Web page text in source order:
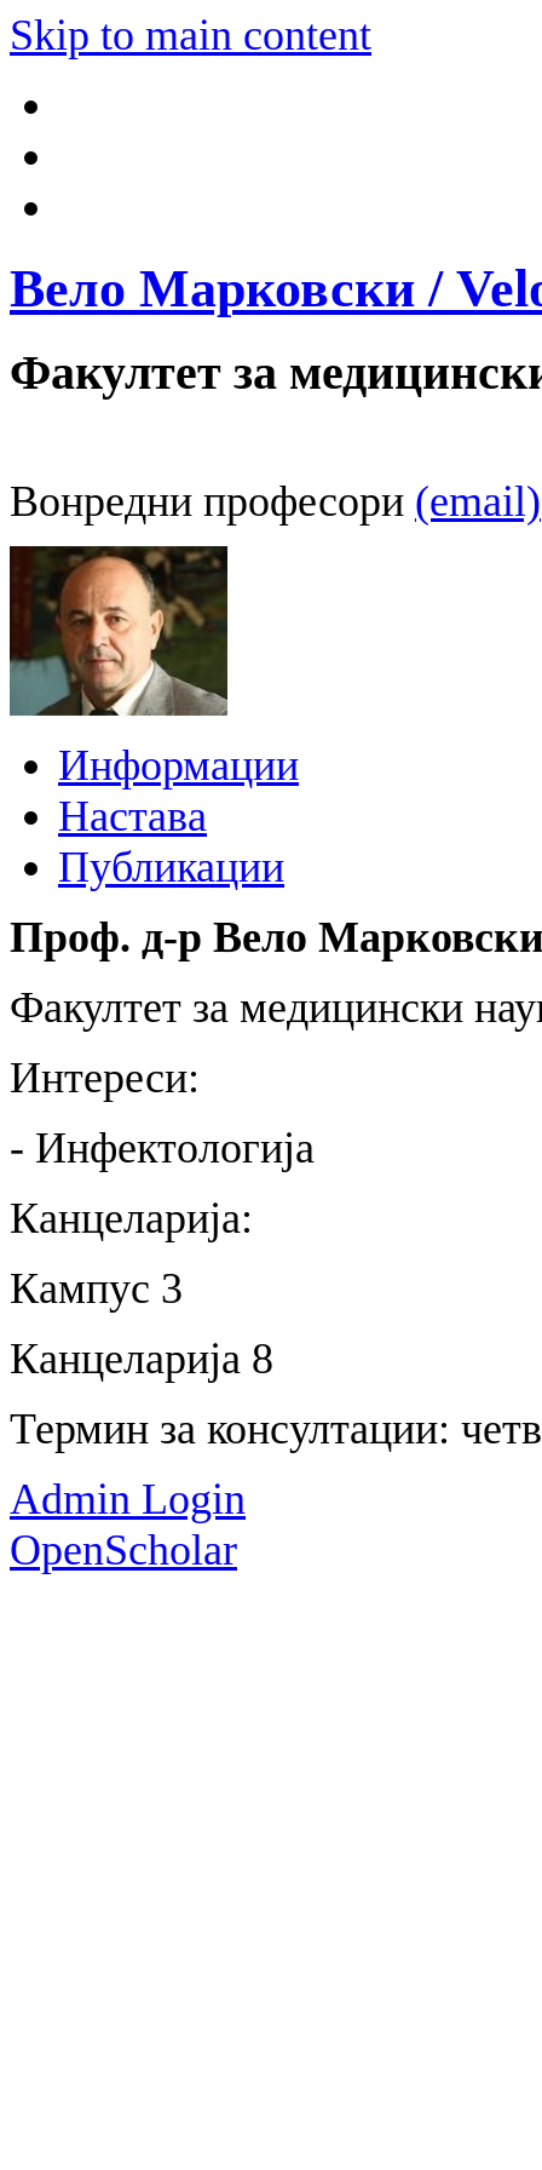
Skip to main content
Вело Марковски /
Факултет за
Вонредни професори (email)
Информации
Настава
Публикации
Проф. д-р Вело
Факултет за медицински
Интереси:
- Инфектологија
Канцеларија:
Кампус 3
Канцеларија 8
Термин за консултации:
Admin Login
OpenScholar